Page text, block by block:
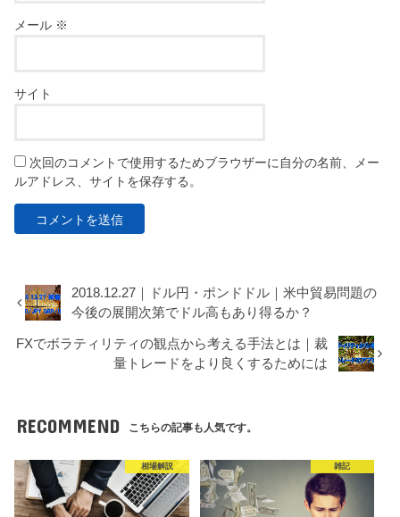
メール ※
サイト
次回のコメントで使用するためブラウザーに自分の名前、メー
ルアドレス、サイトを保存する。
2018.12.27｜ドル円・ポンドドル｜米中貿易問題の
今後の展開次第でドル高もあり得るか？
FXでボラティリティの観点から考える手法とは｜裁
量トレードをより良くするためには
RECOMMEND こちらの記事も人気です。
相場解説 雑記